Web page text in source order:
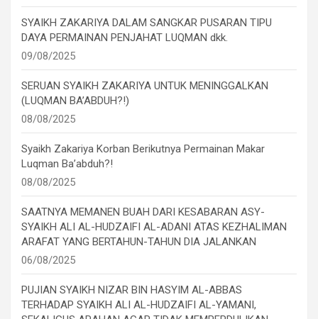
SYAIKH ZAKARIYA DALAM SANGKAR PUSARAN TIPU
DAYA PERMAINAN PENJAHAT LUQMAN dkk.
09/08/2025
SERUAN SYAIKH ZAKARIYA UNTUK MENINGGALKAN
(LUQMAN BA’ABDUH?!)
08/08/2025
Syaikh Zakariya Korban Berikutnya Permainan Makar
Luqman Ba’abduh?!
08/08/2025
SAATNYA MEMANEN BUAH DARI KESABARAN ASY-
SYAIKH ALI AL-HUDZAIFI AL-ADANI ATAS KEZHALIMAN
ARAFAT YANG BERTAHUN-TAHUN DIA JALANKAN
06/08/2025
PUJIAN SYAIKH NIZAR BIN HASYIM AL-ABBAS
TERHADAP SYAIKH ALI AL-HUDZAIFI AL-YAMANI,